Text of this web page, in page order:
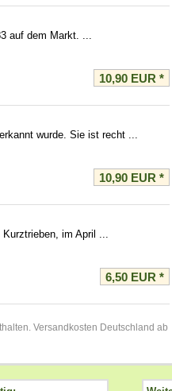
auf dem Markt. ...
10,90 EUR *
wurde. Sie ist recht ...
10,90 EUR *
im April ...
6,50 EUR *
Versandkosten Deutschland ab